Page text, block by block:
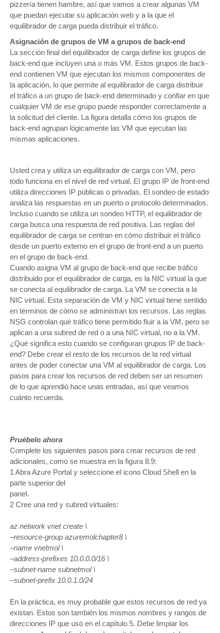
pizzería tienen hambre, así que vamos a crear algunas VM
que puedan ejecutar su aplicación web y a la que el
equilibrador de carga pueda distribuir el tráfico.
Asignación de grupos de VM a grupos de back-end
La sección final del equilibrador de carga define los grupos de
back-end que incluyen una o más VM. Estos grupos de back-
end contienen VM que ejecutan los mismos componentes de
la aplicación, lo que permite al equilibrador de carga distribuir
el tráfico a un grupo de back-end determinado y confiar en que
cualquier VM de ese grupo puede responder correctamente a
la solicitud del cliente. La figura detalla cómo los grupos de
back-end agrupan lógicamente las VM que ejecutan las
mismas aplicaciones.
Usted crea y utiliza un equilibrador de carga con VM, pero
todo funciona en el nivel de red virtual. El grupo IP de front-end
utiliza direcciones IP públicas o privadas. El sondeo de estado
analiza las respuestas en un puerto o protocolo determinados.
Incluso cuando se utiliza un sondeo HTTP, el equilibrador de
carga busca una respuesta de red positiva. Las reglas del
equilibrador de carga se centran en cómo distribuir el tráfico
desde un puerto externo en el grupo de front-end a un puerto
en el grupo de back-end.
Cuando asigna VM al grupo de back-end que recibe tráfico
distribuido por el equilibrador de carga, es la NIC virtual la que
se conecta al equilibrador de carga. La VM se conecta a la
NIC virtual. Esta separación de VM y NIC virtual tiene sentido
en términos de cómo se administran los recursos. Las reglas
NSG controlan qué tráfico tiene permitido fluir a la VM, pero se
aplican a una subred de red o a una NIC virtual, no a la VM.
¿Qué significa esto cuando se configuran grupos IP de back-
end? Debe crear el resto de los recursos de la red virtual
antes de poder conectar una VM al equilibrador de carga. Los
pasos para crear los recursos de red deben ser un resumen
de lo que aprendió hace unas entradas, así que veamos
cuánto recuerda.
Pruébelo ahora
Complete los siguientes pasos para crear recursos de red
adicionales, como se muestra en la figura 8.9:
1 Abra Azure Portal y seleccione el icono Cloud Shell en la
parte superior del
panel.
2 Cree una red y subred virtuales:
az network vnet create \
–resource-group azuremolchapter8 \
–name vnetmol \
–address-prefixes 10.0.0.0/16 \
–subnet-name subnetmol \
–subnet-prefix 10.0.1.0/24
En la práctica, es muy probable que estos recursos de red ya
existan. Estos son también los mismos nombres y rangos de
direcciones IP que usó en el capítulo 5. Debe limpiar los